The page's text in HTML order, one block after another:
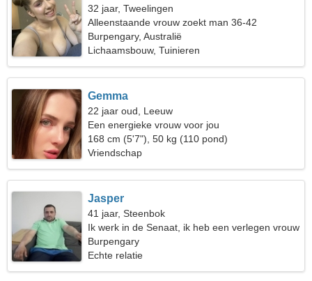
32 jaar, Tweelingen
Alleenstaande vrouw zoekt man 36-42
Burpengary, Australië
Lichaamsbouw, Tuinieren
Gemma
22 jaar oud, Leeuw
Een energieke vrouw voor jou
168 cm (5'7"), 50 kg (110 pond)
Vriendschap
Jasper
41 jaar, Steenbok
Ik werk in de Senaat, ik heb een verlegen vrouw
nodig
Burpengary
Echte relatie